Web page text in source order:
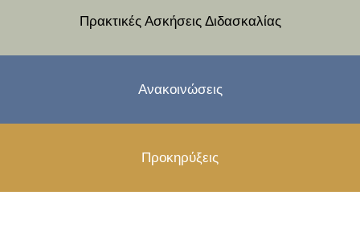
Πρακτικές Ασκήσεις Διδασκαλίας
Ανακοινώσεις
Προκηρύξεις